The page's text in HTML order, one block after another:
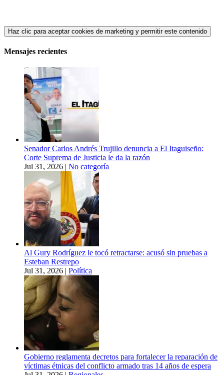
Haz clic para aceptar cookies de marketing y permitir este contenido
Mensajes recientes
Senador Carlos Andrés Trujillo denuncia a El Itaguiseño:
Corte Suprema de Justicia le da la razón
Jul 31, 2026 | No categoría
Al Gury Rodríguez le tocó retractarse: acusó sin pruebas a
Esteban Restrepo
Jul 31, 2026 | Política
Gobierno reglamenta decretos para fortalecer la reparación de
víctimas étnicas del conflicto armado tras 14 años de espera